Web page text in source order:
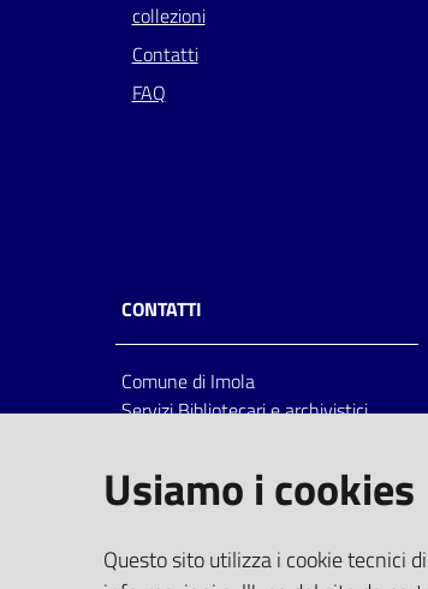
collezioni
Contatti
FAQ
CONTATTI
Comune di Imola
Servizi Bibliotecari e archivistici
Italia
centralino: tel 0542.6026.36 fax
bim@comune.imola.bo.it
PEC
Usiamo i cookies
Questo sito utilizza i cookie tecnici